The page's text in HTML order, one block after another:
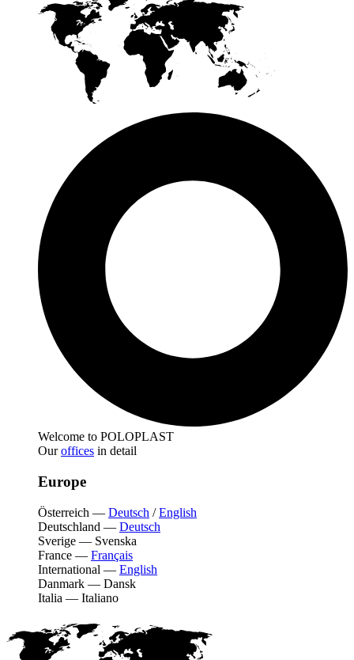
Welcome to POLOPLAST
Ouroffices in detail
Europe
Österreich — Deutsch /English
Deutschland — Deutsch
Sverige — Svenska
France — Français
International — English
Danmark — Dansk
Italia — Italiano